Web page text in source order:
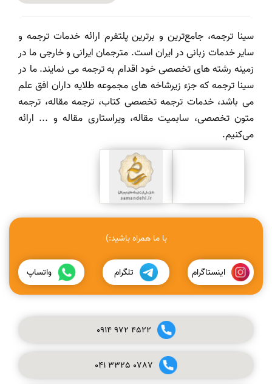
سینا ترجمه، جامع‌ترین و برترین پلتفرم ارائه خدمات ترجمه و
سایر خدمات زبانی در ایران است. مترجمان ایرانی و خارجی ما در
زمینه رشته های تخصصی خود اقدام به ترجمه می نمایند. ما در
سینا ترجمه که جزء زیرشاخه های مجموعه طلایه داران افق علم
می باشد، خدمات ترجمه تخصصی کتاب، ترجمه مقاله، ترجمه
متون تخصصی، سابمیت مقاله، ویراستاری مقاله و ... ارائه
می‌کنیم.
با ما همراه باشید:)
اینستاگرام تلگرام واتساپ
0914972 4522
041 3325 0787